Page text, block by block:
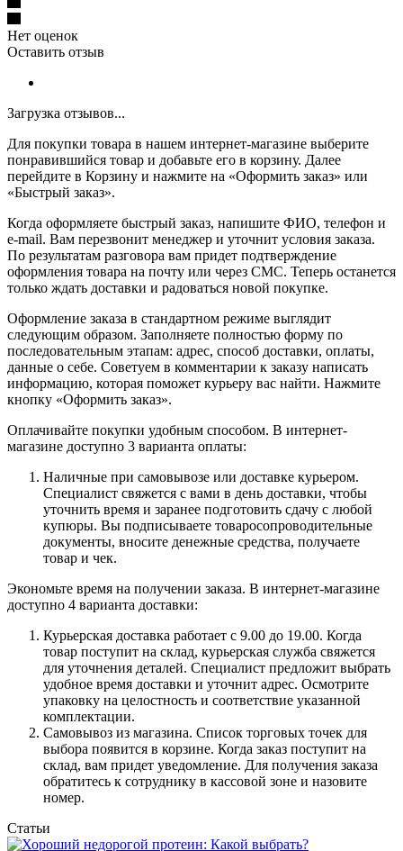
Нет оценок
Оставить отзыв
Загрузка отзывов...
Для покупки товара в нашем интернет-магазине выберите
понравившийся товар и добавьте его в корзину. Далее
перейдите в Корзину и нажмите на «Оформить заказ» или
«Быстрый заказ».
Когда оформляете быстрый заказ, напишите ФИО, телефон и
e-mail. Вам перезвонит менеджер и уточнит условия заказа.
По результатам разговора вам придет подтверждение
оформления товара на почту или через СМС. Теперь останется
только ждать доставки и радоваться новой покупке.
Оформление заказа в стандартном режиме выглядит
следующим образом. Заполняете полностью форму по
последовательным этапам: адрес, способ доставки, оплаты,
данные о себе. Советуем в комментарии к заказу написать
информацию, которая поможет курьеру вас найти. Нажмите
кнопку «Оформить заказ».
Оплачивайте покупки удобным способом. В интернет-
магазине доступно 3 варианта оплаты:
Наличные при самовывозе или доставке курьером.
Специалист свяжется с вами в день доставки, чтобы
уточнить время и заранее подготовить сдачу с любой
купюры. Вы подписываете товаросопроводительные
документы, вносите денежные средства, получаете
товар и чек.
Экономьте время на получении заказа. В интернет-магазине
доступно 4 варианта доставки:
Курьерская доставка работает с 9.00 до 19.00. Когда
товар поступит на склад, курьерская служба свяжется
для уточнения деталей. Специалист предложит выбрать
удобное время доставки и уточнит адрес. Осмотрите
упаковку на целостность и соответствие указанной
комплектации.
Самовывоз из магазина. Список торговых точек для
выбора появится в корзине. Когда заказ поступит на
склад, вам придет уведомление. Для получения заказа
обратитесь к сотруднику в кассовой зоне и назовите
номер.
Статьи